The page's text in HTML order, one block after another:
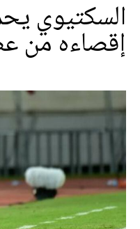
السكتيوي
إقصاءه من